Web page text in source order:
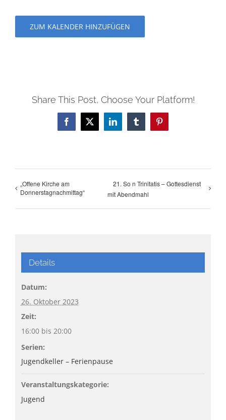
ZUM KALENDER HINZUFÜGEN
Share This Post, Choose Your Platform!
Facebook
X LinkedInTumblrPinterest
„Offene Kirche am
Donnerstagnachmittag“
21. So n Trinitatis – Gottesdienst
mit Abendmahl
Details
Datum:
26. Oktober 2023
Zeit:
16:00 bis 20:00
Serien:
Jugendkeller – Ferienpause
Veranstaltungskategorie:
Jugend